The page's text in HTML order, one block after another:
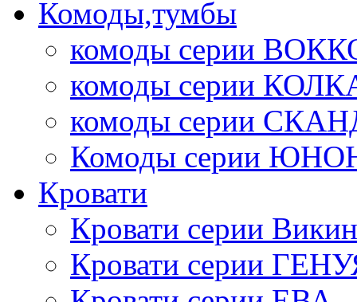
Комоды,тумбы
комоды серии
комоды серии
комоды серии
Комоды серии
Кровати
Кровати серии
Кровати серии